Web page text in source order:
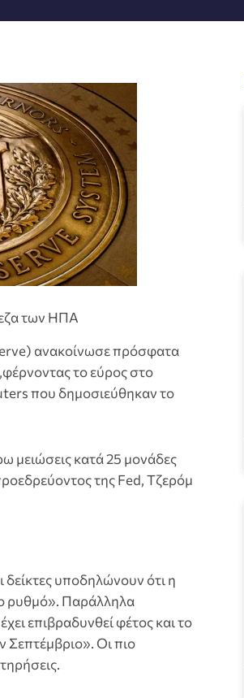
των ΗΠΑ
ανακοίνωσε πρόσφατα
το εύρος στο
που δημοσιεύθηκαν το
μειώσεις κατά 25 μονάδες
της Fed, Τζερόμ
δείκτες υποδηλώνουν ότι η
ρυθμό». Παράλληλα
επιβραδυνθεί φέτος και το
Σεπτέμβριο». Οι πιο